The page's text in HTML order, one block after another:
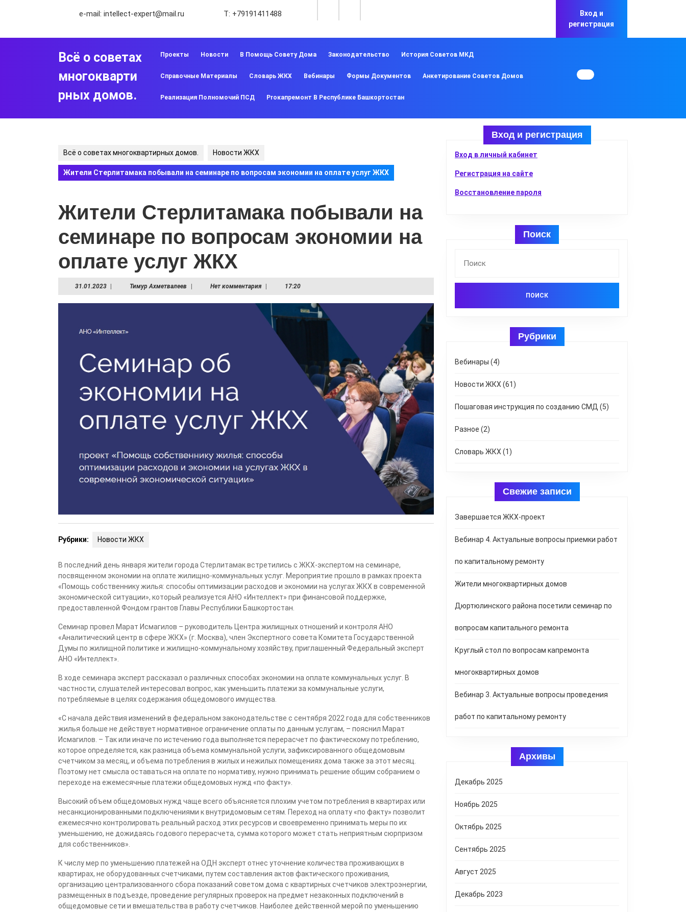
e-mail: intellect-expert@mail.ru Т: +79191411488
Вход и
регистрация
Всё о советах
многокварти
рных домов.
Проекты Новости В Помощь Совету Дома Законодательство История Советов МКД
Справочные Материалы Словарь ЖКХ Вебинары Формы Документов Анкетирование Советов Домов
Реализация Полномочий ПСД Proкапремонт В Республике Башкортостан
Всё о советах многоквартирных домов. Новости ЖКХ
Жители Стерлитамака побывали на семинаре по вопросам экономии на оплате услуг ЖКХ
Жители Стерлитамака побывали на
семинаре по вопросам экономии на
оплате услуг ЖКХ
31.01.202331.01.2023Тимур Ахметвалеев Тимур
Ахметвалеев
Нет комментария 17:20
Рубрики: Новости ЖКХ
В последний день января жители города Стерлитамак встретились с ЖКХ-экспертом на семинаре,
посвященном экономии на оплате жилищно-коммунальных услуг. Мероприятие прошло в рамках проекта
«Помощь собственнику жилья: способы оптимизации расходов и экономии на услугах ЖКХ в современной
экономической ситуации», который реализуется АНО «Интеллект» при финансовой поддержке,
предоставленной Фондом грантов Главы Республики Башкортостан.
Семинар провел Марат Исмагилов – руководитель Центра жилищных отношений и контроля АНО
«Аналитический центр в сфере ЖКХ» (г. Москва), член Экспертного совета Комитета Государственной
Думы по жилищной политике и жилищно-коммунальному хозяйству, приглашенный Федеральный эксперт
АНО «Интеллект».
В ходе семинара эксперт рассказал о различных способах экономии на оплате коммунальных услуг. В
частности, слушателей интересовал вопрос, как уменьшить платежи за коммунальные услуги,
потребляемые в целях содержания общедомового имущества.
«С начала действия изменений в федеральном законодательстве с сентября 2022 года для собственников
жилья больше не действует нормативное ограничение оплаты по данным услугам, – пояснил Марат
Исмагилов. – Так или иначе по истечению года выполняется перерасчет по фактическому потреблению,
которое определяется, как разница объема коммунальной услуги, зафиксированного общедомовым
счетчиком за месяц, и объема потребления в жилых и нежилых помещениях дома также за этот месяц.
Поэтому нет смысла оставаться на оплате по нормативу, нужно принимать решение общим собранием о
переходе на ежемесячные платежи общедомовых нужд «по факту».
Высокий объем общедомовых нужд чаще всего объясняется плохим учетом потребления в квартирах или
несанкционированными подключениями к внутридомовым сетям. Переход на оплату «по факту» позволит
ежемесячно контролировать реальный расход этих ресурсов и своевременно принимать меры по их
уменьшению, не дожидаясь годового перерасчета, сумма которого может стать неприятным сюрпризом
для собственников».
К числу мер по уменьшению платежей на ОДН эксперт отнес уточнение количества проживающих в
квартирах, не оборудованных счетчиками, путем составления актов фактического проживания,
организацию централизованного сбора показаний советом дома с квартирных счетчиков электроэнергии,
размещенных в подъезде, проведение регулярных проверок на предмет незаконных подключений в
общедомовые сети и вмешательства в работу счетчиков. Наиболее действенной мерой по уменьшению
Вход и регистрация
Вход в личный кабинет
Регистрация на сайте
Восстановление пароля
Поиск
Рубрики
Вебинары (4)
Новости ЖКХ (61)
Пошаговая инструкция по созданию СМД (5)
Разное (2)
Словарь ЖКХ (1)
Свежие записи
Завершается ЖКХ-проект
Вебинар 4. Актуальные вопросы приемки работ
по капитальному ремонту
Жители многоквартирных домов
Дюртюлинского района посетили семинар по
вопросам капитального ремонта
Круглый стол по вопросам капремонта
многоквартирных домов
Вебинар 3. Актуальные вопросы проведения
работ по капитальному ремонту
Архивы
Декабрь 2025
Ноябрь 2025
Октябрь 2025
Сентябрь 2025
Август 2025
Декабрь 2023